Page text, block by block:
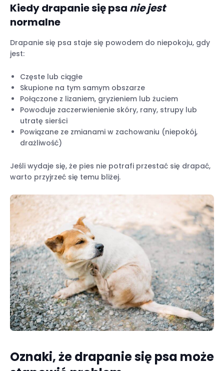
Kiedy drapanie się psa nie jest
normalne
Drapanie się psa staje się powodem do niepokoju, gdy
jest:
Częste lub ciągłe
Skupione na tym samym obszarze
Połączone z lizaniem, gryzieniem lub żuciem
Powoduje zaczerwienienie skóry, rany, strupy lub
utratę sierści
Powiązane ze zmianami w zachowaniu (niepokój,
drażliwość)
Jeśli wydaje się, że pies nie potrafi przestać się drapać,
warto przyjrzeć się temu bliżej.
Oznaki, że drapanie się psa może